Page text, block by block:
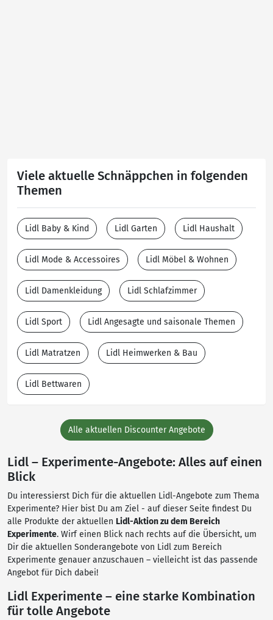
Viele aktuelle Schnäppchen in folgenden
Themen
Lidl Baby & Kind Lidl Garten Lidl Haushalt
Lidl Mode & Accessoires Lidl Möbel & Wohnen
Lidl Damenkleidung Lidl Schlafzimmer
Lidl Sport Lidl Angesagte und saisonale Themen
Lidl Matratzen Lidl Heimwerken & Bau
Lidl Bettwaren
Alle aktuellen Discounter Angebote
Lidl – Experimente-Angebote: Alles auf einen
Blick
Du interessierst Dich für die aktuellen Lidl-Angebote zum Thema
Experimente? Hier bist Du am Ziel - auf dieser Seite findest Du
alle Produkte der aktuellen Lidl-Aktion zu dem Bereich
Experimente. Wirf einen Blick nach rechts auf die Übersicht, um
Dir die aktuellen Sonderangebote von Lidl zum Bereich
Experimente genauer anzuschauen – vielleicht ist das passende
Angebot für Dich dabei!
Lidl Experimente – eine starke Kombination
für tolle Angebote